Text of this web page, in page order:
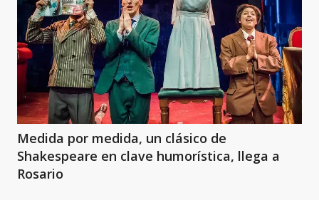
Medida por medida, un clásico de
Shakespeare en clave humorística, llega a
Rosario